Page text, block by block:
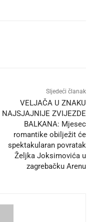
Sljedeći članak
VELJAČA U ZNAKU
NAJSJAJNIJE ZVIJEZDE
BALKANA: Mjesec
romantike obilježit će
spektakularan povratak
Željka Joksimovića u
zagrebačku Arenu